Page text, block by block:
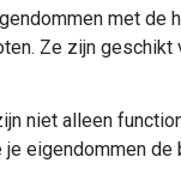
met
Ze zijn
niet alleen
eigendommen de